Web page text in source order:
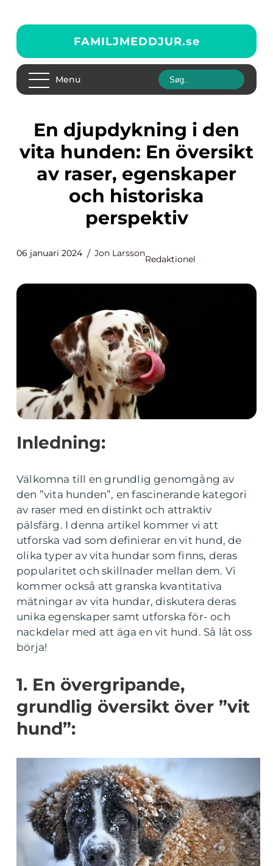
FAMILJMEDDJUR.se
Menu
En djupdykning i den
vita hunden: En översikt
av raser, egenskaper
och historiska
perspektiv
06 januari 2024 Jon Larsson
Redaktionel
Inledning:
Välkomna till en grundlig genomgång av
den ”vita hunden”, en fascinerande kategori
av raser med en distinkt och attraktiv
pälsfärg. I denna artikel kommer vi att
utforska vad som definierar en vit hund, de
olika typer av vita hundar som finns, deras
popularitet och skillnader mellan dem. Vi
kommer också att granska kvantitativa
mätningar av vita hundar, diskutera deras
unika egenskaper samt utforska för- och
nackdelar med att äga en vit hund. Så låt oss
börja!
1. En övergripande,
grundlig översikt över ”vit
hund”: